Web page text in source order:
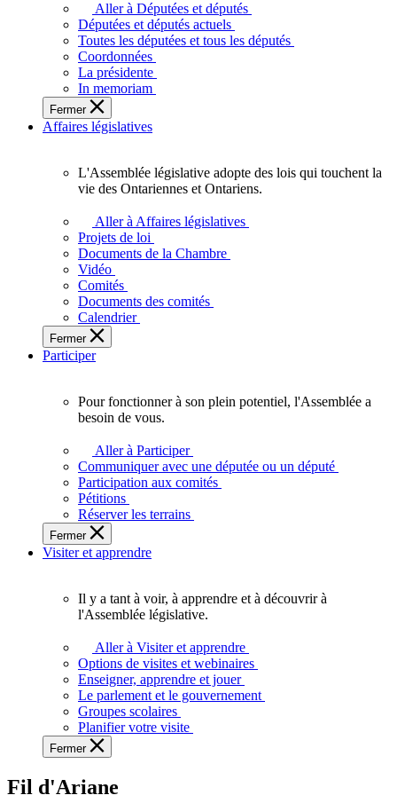
députés
vous
représentent
sein
de
l'Assemblée
législative
l'Ontario.
Aller à Députées et députés
Députées et députés actuels
Toutes les députées et tous les députés
Coordonnées
La présidente
In memoriam
Fermer
Affaires législatives
L'Assemblée
adopte
touchent
des
Ontariennes
et
L'Assemblée législative adopte des lois qui touchent la
vie des Ontariennes et Ontariens.
Aller à Affaires législatives
Projets de loi
Documents de la Chambre
Vidéo
Comités
Documents des comités
Calendrier
Fermer
Participer
plein
potentiel,
l'Assemblée
a
besoin
de
Pour fonctionner à son plein potentiel, l'Assemblée a
besoin de vous.
Aller à Participer
Communiquer avec une députée ou un député
Participation aux comités
Pétitions
Réserver les terrains
Fermer
Visiter et apprendre
voir,
apprendre
et
à
à
Il y a tant à voir, à apprendre et à découvrir à
l'Assemblée législative.
Aller à Visiter et apprendre
Options de visites et webinaires
Enseigner, apprendre et jouer
Le parlement et le gouvernement
Groupes scolaires
Planifier votre visite
Fermer
Fil d'Ariane